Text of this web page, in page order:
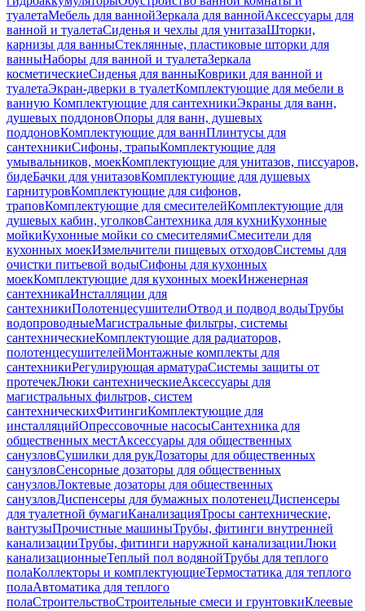
туалетаМебель для ваннойЗеркала для ваннойАксессуары для
ванной и туалетаСиденья и чехлы для унитазаШторки,
карнизы для ванныСтеклянные, пластиковые шторки для
ванныНаборы для ванной и туалетаЗеркала
косметическиеСиденья для ванныКоврики для ванной и
туалетаЭкран-дверки в туалетКомплектующие для мебели в
ванную Комплектующие для сантехникиЭкраны для ванн,
душевых поддоновОпоры для ванн, душевых
поддоновКомплектующие для ваннПлинтусы для
сантехникиСифоны, трапыКомплектующие для
умывальников, моекКомплектующие для унитазов, писсуаров,
бидеБачки для унитазовКомплектующие для душевых
гарнитуровКомплектующие для сифонов,
траповКомплектующие для смесителейКомплектующие для
душевых кабин, уголковСантехника для кухниКухонные
мойкиКухонные мойки со смесителямиСмесители для
кухонных моекИзмельчители пищевых отходовСистемы для
очистки питьевой водыСифоны для кухонных
моекКомплектующие для кухонных моекИнженерная
сантехникаИнсталляции для
сантехникиПолотенцесушителиОтвод и подвод водыТрубы
водопроводныеМагистральные фильтры, системы
сантехническиеКомплектующие для радиаторов,
полотенцесушителейМонтажные комплекты для
сантехникиРегулирующая арматураСистемы защиты от
протечекЛюки сантехническиеАксессуары для
магистральных фильтров, систем
сантехническихФитингиКомплектующие для
инсталляцийОпрессовочные насосыСантехника для
общественных местАксессуары для общественных
санузловСушилки для рукДозаторы для общественных
санузловСенсорные дозаторы для общественных
санузловЛоктевые дозаторы для общественных
санузловДиспенсеры для бумажных полотенецДиспенсеры
для туалетной бумагиКанализацияТросы сантехнические,
вантузыПрочистные машиныТрубы, фитинги внутренней
канализацииТрубы, фитинги наружной канализацииЛюки
канализационныеТеплый пол водянойТрубы для теплого
полаКоллекторы и комплектующиеТермостатика для теплого
полаАвтоматика для теплого
полаСтроительствоСтроительные смеси и грунтовкиКлеевые